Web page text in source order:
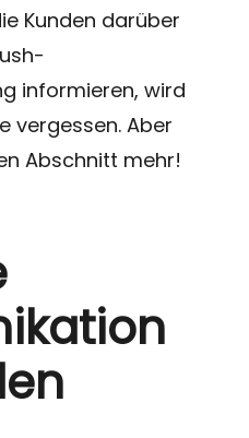
Kunden darüber
informieren, wird
vergessen. Aber
Abschnitt mehr!